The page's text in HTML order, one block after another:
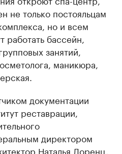
не только постояльцам
но и всем
бассейн,
занятий,
маникюра,
документации
реставрации,
директором
Наталья Лоренц,